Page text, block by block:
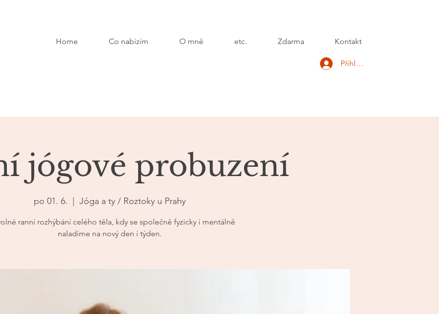
Home Co nabízím O mně etc. Zdarma Kontakt
Přihlásit se
jógové probuzení
po 01. 6. Jóga a ty / Roztoky u Prahy
ranní rozhýbání celého těla, kdy se společně fyzicky i mentálně
naladíme na nový den i týden.